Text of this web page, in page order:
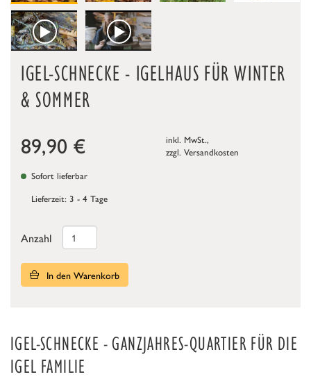
IGEL-SCHNECKE - IGELHAUS FÜR WINTER
& SOMMER
89,90 €
inkl. MwSt.,
zzgl. Versandkosten
Sofort lieferbar
Lieferzeit: 3 - 4 Tage
Anzahl
In den Warenkorb
IGEL-SCHNECKE - GANZJAHRES-QUARTIER FÜR DIE
IGEL FAMILIE